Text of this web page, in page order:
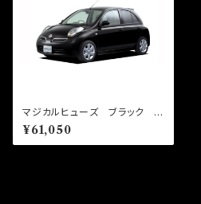
マジカルヒューズ ブラック フ
ルキット マーチ AK12 MF
NFB299 37個
¥61,050